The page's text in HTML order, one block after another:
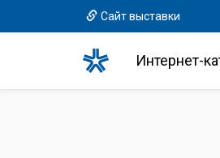
Сайт выставки
Интернет-